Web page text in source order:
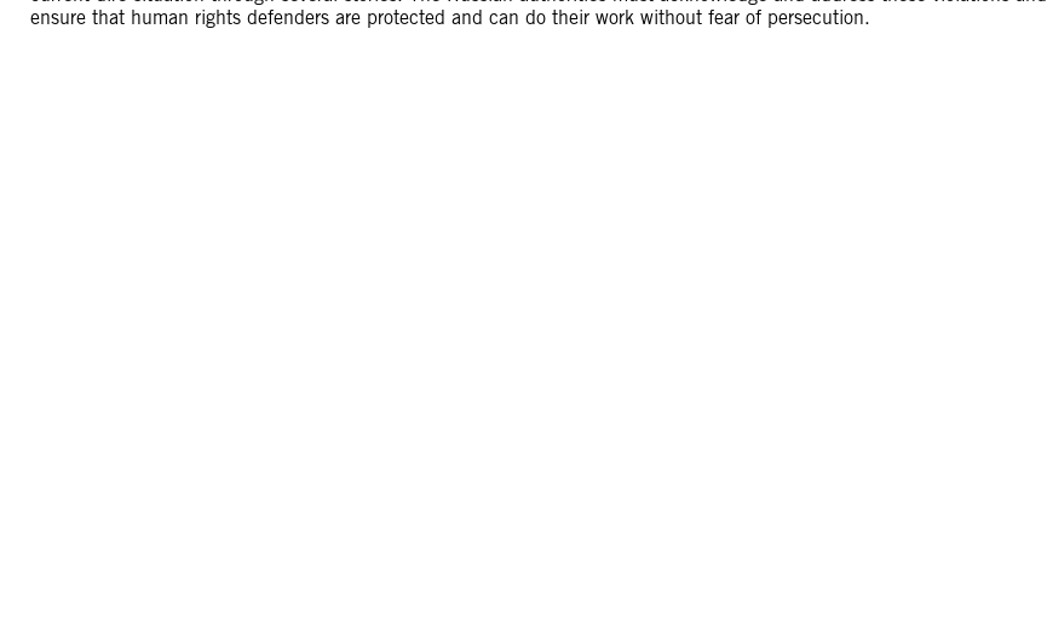
ensure that human rights defenders are protected and can do their work without fear of persecution.